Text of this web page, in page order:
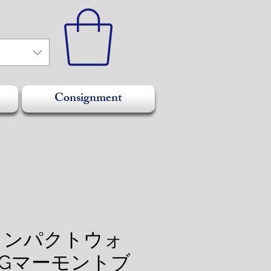
Consignment
パクトウォ
マーモントブ